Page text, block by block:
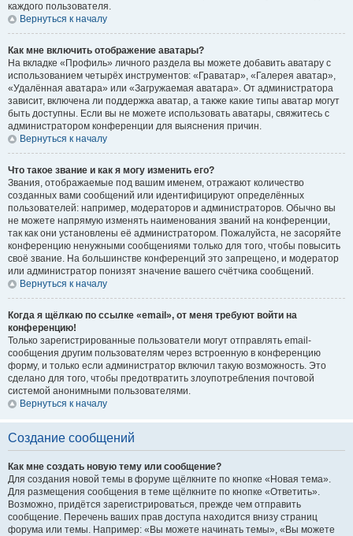
каждого пользователя.
Вернуться к началу
Как мне включить отображение аватары?
На вкладке «Профиль» личного раздела вы можете добавить аватару с
использованием четырёх инструментов: «Граватар», «Галерея аватар»,
«Удалённая аватара» или «Загружаемая аватара». От администратора
зависит, включена ли поддержка аватар, а также какие типы аватар могут
быть доступны. Если вы не можете использовать аватары, свяжитесь с
администратором конференции для выяснения причин.
Вернуться к началу
Что такое звание и как я могу изменить его?
Звания, отображаемые под вашим именем, отражают количество
созданных вами сообщений или идентифицируют определённых
пользователей: например, модераторов и администраторов. Обычно вы
не можете напрямую изменять наименования званий на конференции,
так как они установлены её администратором. Пожалуйста, не засоряйте
конференцию ненужными сообщениями только для того, чтобы повысить
своё звание. На большинстве конференций это запрещено, и модератор
или администратор понизят значение вашего счётчика сообщений.
Вернуться к началу
Когда я щёлкаю по ссылке «email», от меня требуют войти на
конференцию!
Только зарегистрированные пользователи могут отправлять email-
сообщения другим пользователям через встроенную в конференцию
форму, и только если администратор включил такую возможность. Это
сделано для того, чтобы предотвратить злоупотребления почтовой
системой анонимными пользователями.
Вернуться к началу
Создание сообщений
Как мне создать новую тему или сообщение?
Для создания новой темы в форуме щёлкните по кнопке «Новая тема».
Для размещения сообщения в теме щёлкните по кнопке «Ответить».
Возможно, придётся зарегистрироваться, прежде чем отправить
сообщение. Перечень ваших прав доступа находится внизу страниц
форума или темы. Например: «Вы можете начинать темы», «Вы можете